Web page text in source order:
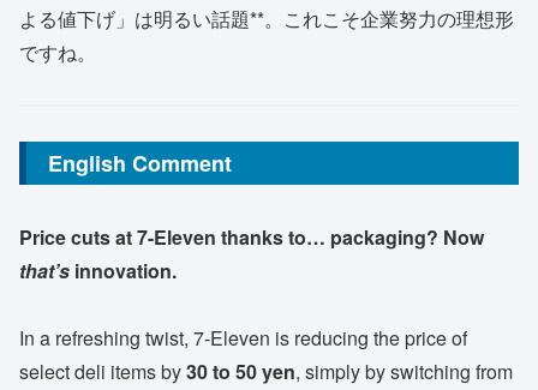
よる値下げ」は明るい話題**。これこそ企業努力の理想形
ですね。
English Comment
Price cuts at 7-Eleven thanks to… packaging? Now
that’s innovation.
In a refreshing twist, 7-Eleven is reducing the price of
select deli items by30 to 50 yen, simply by switching from